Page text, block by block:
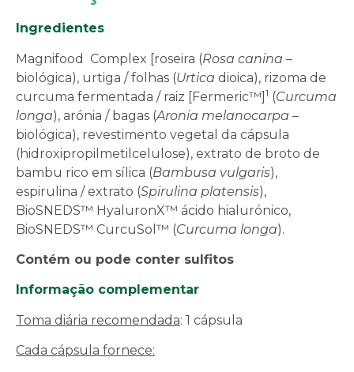
Ingredientes
Magnifood Complex [roseira (Rosa canina –
biológica), urtiga / folhas (Urtica dioica), rizoma de
curcuma fermentada / raiz [Fermeric™] 1 (Curcuma
longa), arónia / bagas (Aronia melanocarpa –
biológica), revestimento vegetal da cápsula
(hidroxipropilmetilcelulose), extrato de broto de
bambu rico em sílica (Bambusa vulgaris),
espirulina / extrato (Spirulina platensis),
BioSNEDS™ HyaluronX™ ácido hialurónico,
BioSNEDS™ CurcuSol™ (Curcuma longa).
Contém ou pode conter sulfitos
Informação complementar
Toma diária recomendada: 1 cápsula
Cada cápsula fornece: